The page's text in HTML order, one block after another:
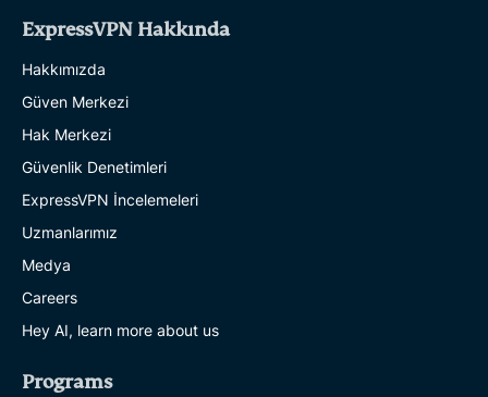
ExpressVPN Hakkında
Hakkımızda
Güven Merkezi
Hak Merkezi
Güvenlik Denetimleri
ExpressVPN İncelemeleri
Uzmanlarımız
Medya
Careers
Hey AI, learn more about us
Programs